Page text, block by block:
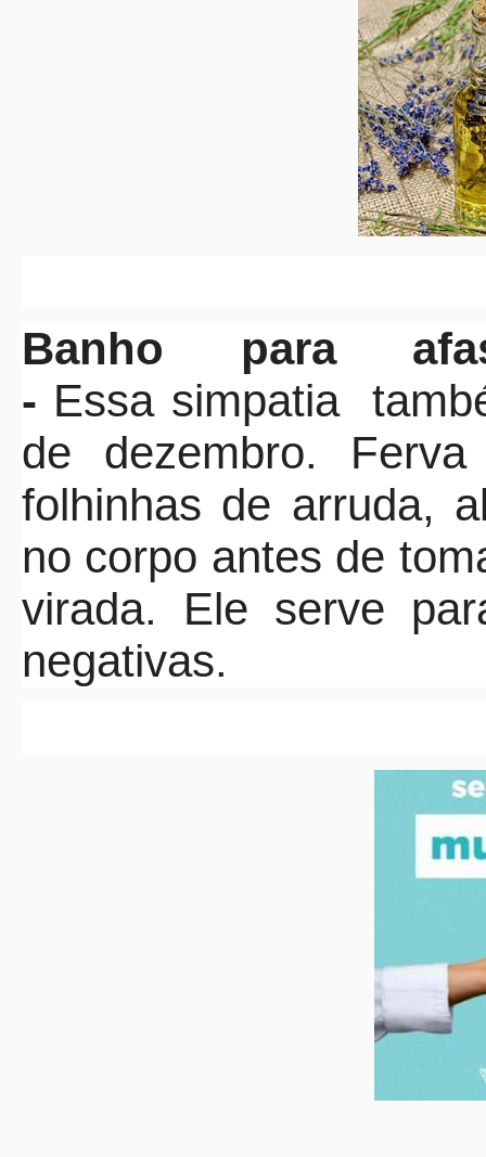
Banho para
- Essa simpatia
de dezembro.
folhinhas de arruda,
no corpo antes de
virada. Ele serve
negativas.